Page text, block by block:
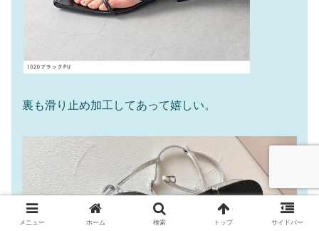
裏も滑り止め加工してあって嬉しい。
メニュー ホーム 検索 トップ サイドバー